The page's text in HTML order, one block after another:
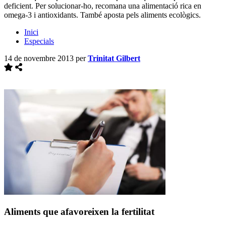
deficient. Per solucionar-ho, recomana una alimentació rica en
omega-3 i antioxidants. També aposta pels aliments ecològics.
Inici
Especials
14 de novembre 2013 perTrinitat Gilbert
Aliments que afavoreixen la fertilitat